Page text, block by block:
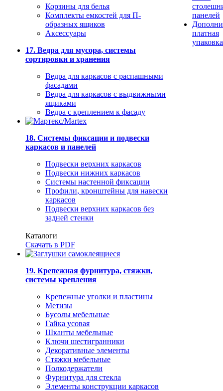
Корзины для белья
Комплекты емкостей для П-
образных ящиков
Аксессуары
17. Ведра для мусора, системы
сортировки и хранения
Ведра для каркасов с распашными
фасадами
Ведра для каркасов с выдвижными
ящиками
Ведра с креплением к фасаду
18. Системы фиксации и подвески
каркасов и панелей
Подвески верхних каркасов
Подвески нижних каркасов
Системы настенной фиксации
Профили, кронштейны для навески
каркасов
Подвески верхних каркасов без
задней стенки
Каталоги
Скачать в PDF
19. Крепежная фурнитура, стяжки,
системы крепления
Крепежные уголки и пластины
Метизы
Бусолы мебельные
Гайка усовая
Шканты мебельные
Ключи шестигранники
Декоративные элементы
Стяжки мебельные
Полкодержатели
Фурнитура для стекла
Элементы конструкции каркасов
панелей
платная
упаковка